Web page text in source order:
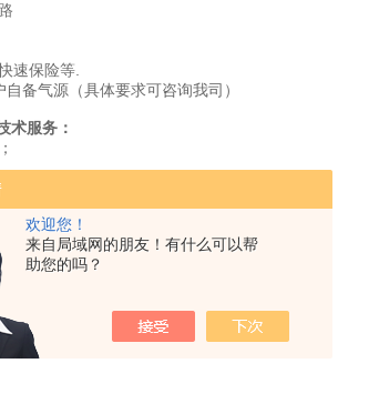
欢迎您！
来自局域网的朋友！有什么可以帮
助您的吗？
速保险等.
备气源（具体要求可咨询我司）
术服务：
小时答复，在48小时内提供技术服务；
供应服务。
置清单：